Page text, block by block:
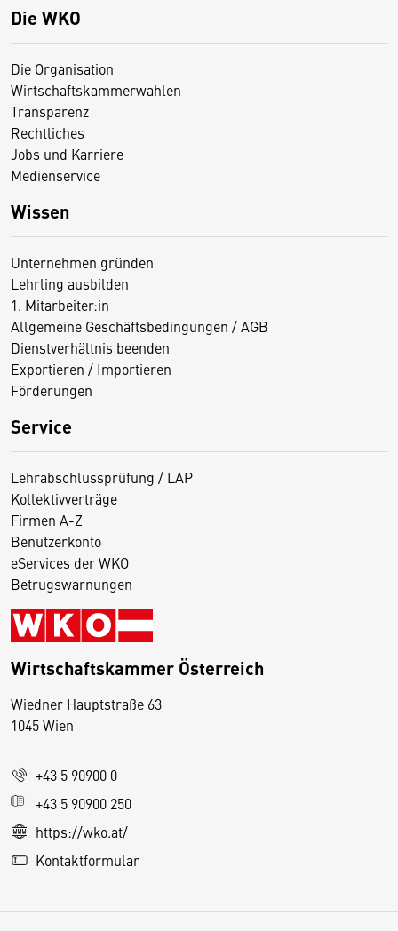
Die WKO
Die Organisation
Wirtschaftskammerwahlen
Transparenz
Rechtliches
Jobs und Karriere
Medienservice
Wissen
Unternehmen gründen
Lehrling ausbilden
1. Mitarbeiter:in
Allgemeine Geschäftsbedingungen / AGB
Dienstverhältnis beenden
Exportieren / Importieren
Förderungen
Service
Lehrabschlussprüfung / LAP
Kollektivverträge
Firmen A-Z
Benutzerkonto
eServices der WKO
Betrugswarnungen
Wirtschaftskammer Österreich
Wiedner Hauptstraße 63
1045 Wien
+43 5 90900 0
+43 5 90900 250
https://wko.at/
Kontaktformular
D
s
e
S
e